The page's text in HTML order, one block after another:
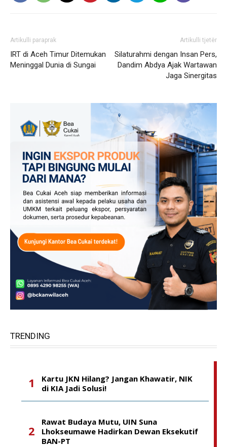
Artikulli paraprak
IRT di Aceh Timur Ditemukan
Meninggal Dunia di Sungai
Artikulli tjetër
Silaturahmi dengan Insan Pers,
Dandim Abdya Ajak Wartawan
Jaga Sinergitas
TRENDING
Kartu JKN Hilang? Jangan Khawatir, NIK
di KIA Jadi Solusi!
Rawat Budaya Mutu, UIN Suna
Lhokseumawe Hadirkan Dewan Eksekutif
BAN-PT